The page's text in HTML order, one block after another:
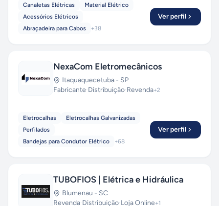
Canaletas Elétricas
Material Elétrico
Acessórios Elétricos
Abraçadeira para Cabos
+38
Ver perfil
NexaCom Eletromecânicos
Itaquaquecetuba - SP
Fabricante·Distribuição·Revenda+2
Eletrocalhas
Eletrocalhas Galvanizadas
Perfilados
Bandejas para Condutor Elétrico
+68
Ver perfil
TUBOFIOS | Elétrica e Hidráulica
Blumenau - SC
Revenda·Distribuição·Loja Online+1